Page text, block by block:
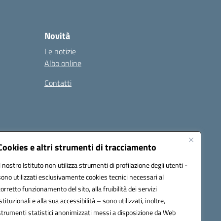
e altri strumenti di tracciamento
nostro Istituto non utilizza strumenti di profilazione degli utenti -
utilizzati esclusivamente cookies tecnici necessari al
funzionamento del sito, alla fruibilità dei servizi
e alla sua accessibilità – sono utilizzati, inoltre,
statistici anonimizzati messi a disposizione da Web
Novità
Le notizie
Albo online
Contatti